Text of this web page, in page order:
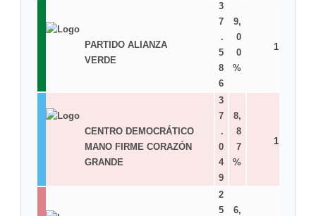
PARTIDO ALIANZA
VERDE
3
7
.
5
8
6
9,
0
0
%
1
CENTRO DEMOCRÁTICO
MANO FIRME CORAZÓN
GRANDE
3
7
.
0
4
9
8,
8
7
%
1
2
5
6,